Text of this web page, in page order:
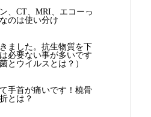
、CT、MRI、エコーっ
のは使い分け
ました。抗生物質を下
必要ない事が多いです
とウイルスとは？）
手首が痛いです！橈骨
とは？